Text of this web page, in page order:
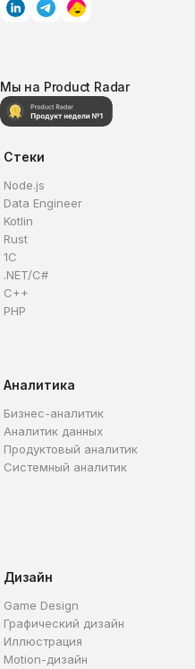
Мы на Product Radar
Стеки
Node.js
Data Engineer
Kotlin
Rust
1C
.NET/C#
C++
PHP
Аналитика
Бизнес-аналитик
Аналитик данных
Продуктовый аналитик
Системный аналитик
Дизайн
Game Design
Графический дизайн
Иллюстрация
Motion-дизайн